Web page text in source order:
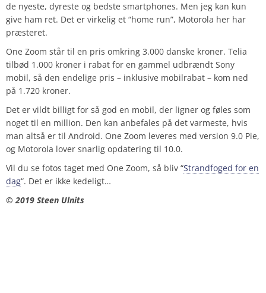
de nyeste, dyreste og bedste smartphones. Men jeg kan kun
give ham ret. Det er virkelig et “home run”, Motorola her har
præsteret.
One Zoom står til en pris omkring 3.000 danske kroner. Telia
tilbød 1.000 kroner i rabat for en gammel udbrændt Sony
mobil, så den endelige pris – inklusive mobilrabat – kom ned
på 1.720 kroner.
Det er vildt billigt for så god en mobil, der ligner og føles som
noget til en million. Den kan anbefales på det varmeste, hvis
man altså er til Android. One Zoom leveres med version 9.0 Pie,
og Motorola lover snarlig opdatering til 10.0.
Vil du se fotos taget med One Zoom, så bliv “Strandfoged for en
dag“. Det er ikke kedeligt…
© 2019 Steen Ulnits